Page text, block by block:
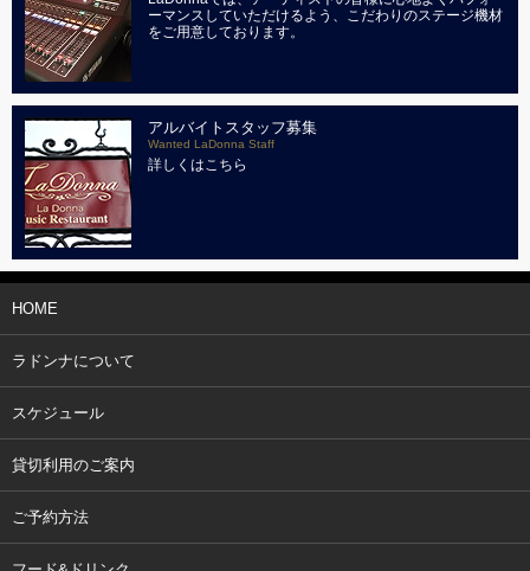
ーマンスしていただけるよう、こだわりのステージ機材
をご用意しております。
アルバイトスタッフ募集
Wanted LaDonna Staff
詳しくはこちら
HOME
ラドンナについて
スケジュール
貸切利用のご案内
ご予約方法